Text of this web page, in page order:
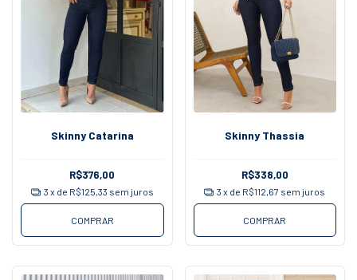
Skinny Catarina
R$376,00
3 x de R$125,33 sem juros
COMPRAR
Skinny Thassia
R$338,00
3 x de R$112,67 sem juros
COMPRAR